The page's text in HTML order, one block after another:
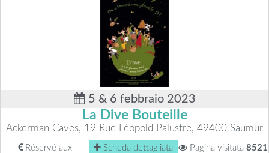
5 & 6 febbraio 2023
La Dive Bouteille
Ackerman Caves, 19 Rue Léopold Palustre, 49400 Saumur
Réservé aux
Scheda dettagliata Pagina visitata 8521